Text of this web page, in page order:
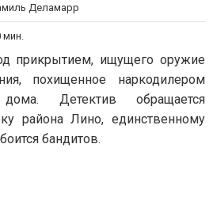
Деламарр
мин.
прикрытием, ищущего оружие
похищенное наркодилером
Детектив обращается
района Лино, единственному
бандитов.